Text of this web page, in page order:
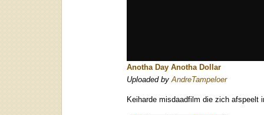
Anotha Day Anotha Dollar
Uploaded byAndreTampeloer
Keiharde misdaadfilm die zich afspeelt